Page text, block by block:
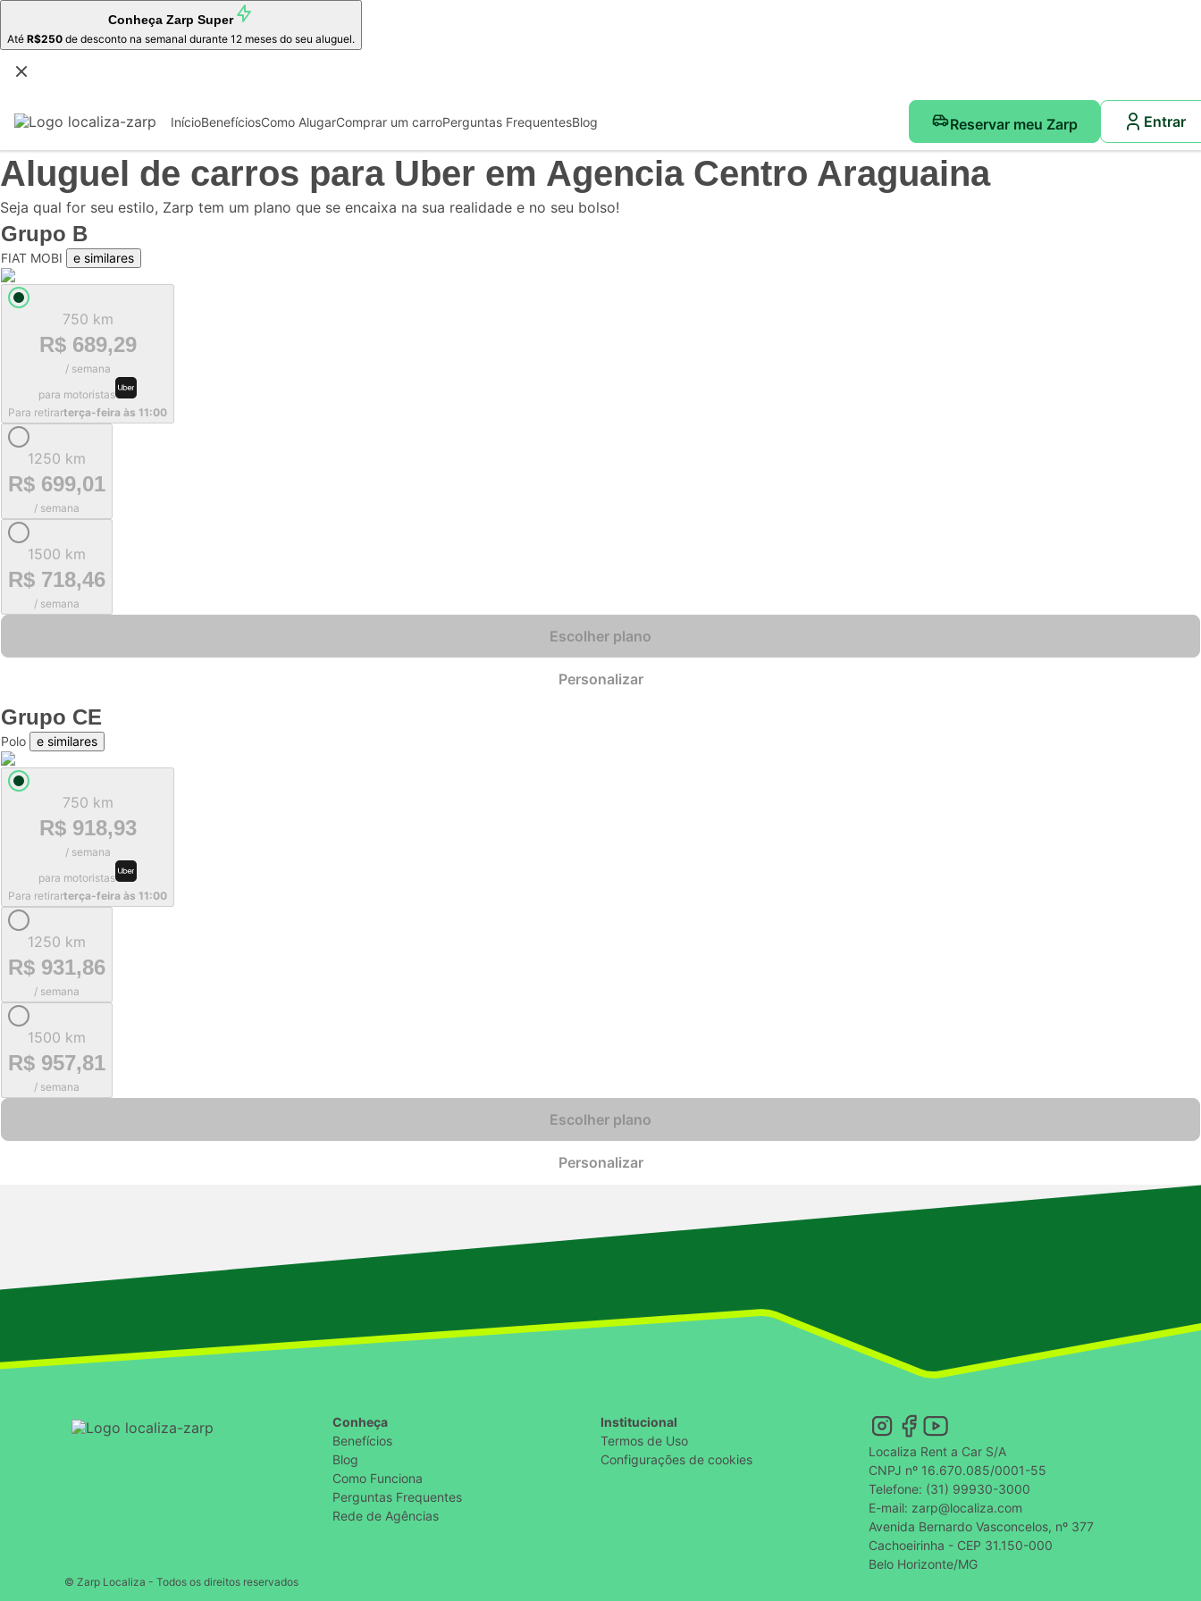
Conheça Zarp Super
Até R$250 de desconto na semanal durante 12 meses do seu aluguel.
InícioBenefíciosComo AlugarComprar um carroPerguntas FrequentesBlog Reservar meu Zarp Entrar
Aluguel de carros para Uber em Agencia Centro Araguaina
Seja qual for seu estilo, Zarp tem um plano que se encaixa na sua realidade e no seu bolso!
Grupo B
FIAT MOBI e similares
750 km
R$ 689,29
/ semana
para motoristas
Para retirarterça-feira às 11:00
1250 km
R$ 699,01
/ semana
1500 km
R$ 718,46
/ semana
Escolher plano
Personalizar
Grupo CE
Polo e similares
750 km
R$ 918,93
/ semana
para motoristas
Para retirarterça-feira às 11:00
1250 km
R$ 931,86
/ semana
1500 km
R$ 957,81
/ semana
Escolher plano
Personalizar
Conheça
Benefícios
Blog
Como Funciona
Perguntas Frequentes
Rede de Agências
Institucional
Termos de Uso
Configurações de cookies
Localiza Rent a Car S/A
CNPJ nº 16.670.085/0001-55
Telefone: (31) 99930-3000
E-mail: zarp@localiza.com
Avenida Bernardo Vasconcelos, nº 377
Cachoeirinha - CEP 31.150-000
Belo Horizonte/MG
© Zarp Localiza - Todos os direitos reservados